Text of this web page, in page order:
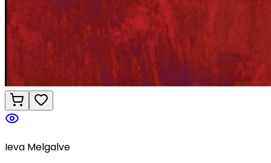
Ieva Melgalve